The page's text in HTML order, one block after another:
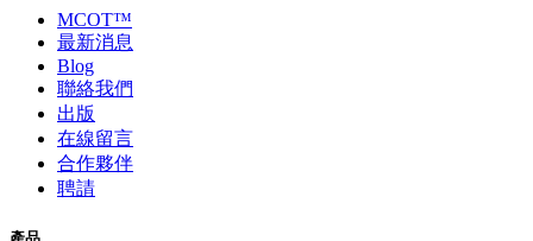
MCOT™
最新消息
Blog
聯絡我們
出版
在線留言
合作夥伴
聘請